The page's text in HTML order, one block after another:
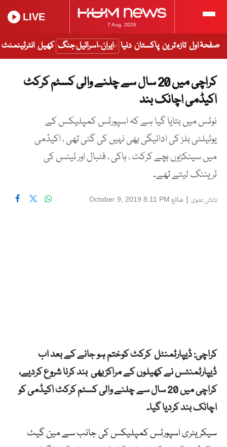
7 Aug, 2026
LIVE
صفحۂ اول تازہ ترین پاکستان دنیا ایران-اسرائیل جنگ کھیل انٹرٹینمنٹ
کراچی ميں 20 سال سے چلنے والی کسٹم کرکٹ
اکيڈمی اچانک بند
نوٹس میں بتایا گیا ہے کہ اسپورٹس کمپليکس کے
يوٹيلٹی بلز کی ادائيگی بھی نہيں کی گئی تھی ، اکیڈمی
میں سینکڑوں بچے کرکٹ ، ہاکی ، فٹبال اور ٹینس کی
ٹریننگ لیتے تھے۔
دانش علوی | شائع October 9, 2019 8:11 PM
کراچی: ڈیپارٹمنٹل کرکٹ کوختم ہو جانے کے بعد اب
ڈیپارٹمنٹس نے کھیلوں کے مراکزبھی بند کرنا شروع کردیے،
کراچی ميں 20 سال سے چلنے والی کسٹم کرکٹ اکيڈمی کو
اچانک بند کرديا گيا۔
سيکريٹری اسپورٹس کمپليکس کی جانب سے مين گيٹ